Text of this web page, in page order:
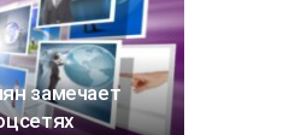
замечает